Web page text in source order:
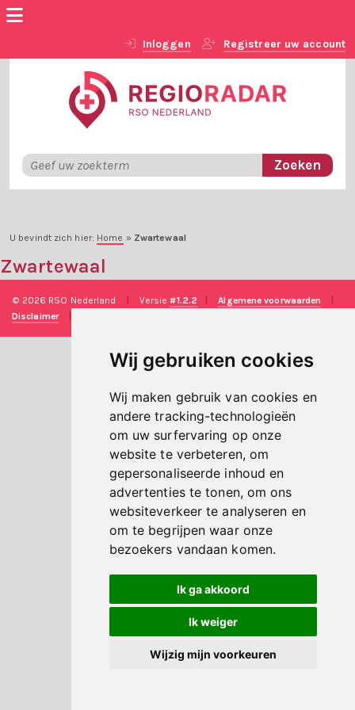
Wij gebruiken cookies
Wij maken gebruik van cookies en
andere tracking-technologieën
om uw surfervaring op onze
website te verbeteren, om
gepersonaliseerde inhoud en
advertenties te tonen, om ons
websiteverkeer te analyseren en
om te begrijpen waar onze
bezoekers vandaan komen.
Ik ga akkoord
Ik weiger
Wijzig mijn voorkeuren
Inloggen Registreer uw account
U bevindt zich hier: Home » Zwartewaal
Zwartewaal
© 2026 RSO Nederland Versie#1.2.2 Algemene voorwaarden
Disclaimer